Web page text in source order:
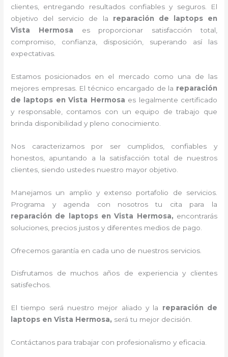
clientes, entregando resultados confiables y seguros. El
objetivo del servicio de la reparación de laptops en
Vista Hermosa es proporcionar satisfacción total,
compromiso, confianza, disposición, superando así las
expectativas.
Estamos posicionados en el mercado como una de las
mejores empresas. El técnico encargado de la reparación
de laptops en Vista Hermosa es legalmente certificado
y responsable, contamos con un equipo de trabajo que
brinda disponibilidad y pleno conocimiento.
Nos caracterizamos por ser cumplidos, confiables y
honestos, apuntando a la satisfacción total de nuestros
clientes, siendo ustedes nuestro mayor objetivo.
Manejamos un amplio y extenso portafolio de servicios.
Programa y agenda con nosotros tu cita para la
reparación de laptops en Vista Hermosa, encontrarás
soluciones, precios justos y diferentes medios de pago.
Ofrecemos garantía en cada uno de nuestros servicios.
Disfrutamos de muchos años de experiencia y clientes
satisfechos.
El tiempo será nuestro mejor aliado y la reparación de
laptops en Vista Hermosa, será tu mejor decisión.
Contáctanos para trabajar con profesionalismo y eficacia.